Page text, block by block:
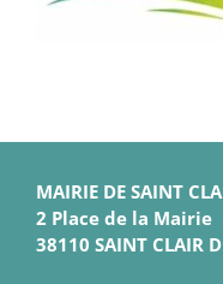
MAIRIE DE SAINT
2 Place de la Mairie
38110 SAINT CLAIR